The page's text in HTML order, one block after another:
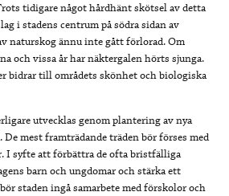
tidigare något hårdhänt skötsel av detta
i stadens centrum på södra sidan av
naturskog ännu inte gått förlorad. Om
och vissa år har näktergalen hörts sjunga.
bidrar till områdets skönhet och biologiska
utvecklas genom plantering av nya
mest framträdande träden bör förses med
I syfte att förbättra de ofta bristfälliga
barn och ungdomar och stärka ett
staden ingå samarbete med förskolor och